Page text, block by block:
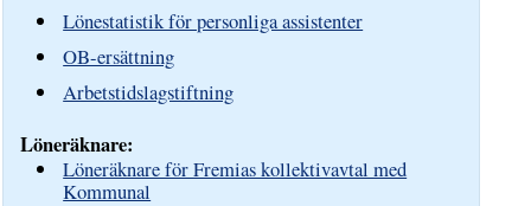
Lönestatistik för personliga assistenter
OB-ersättning
Arbetstidslagstiftning
Löneräknare:
Löneräknare för Fremias kollektivavtal med
Kommunal